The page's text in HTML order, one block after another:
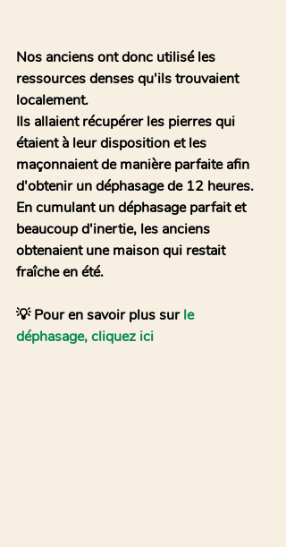
Nos anciens ont donc utilisé les
ressources denses qu'ils trouvaient
localement.
Ils allaient récupérer les pierres qui
étaient à leur disposition et les
maçonnaient de manière parfaite afin
d'obtenir un déphasage de 12 heures.
En cumulant un déphasage parfait et
beaucoup d'inertie, les anciens
obtenaient une maison qui restait
fraîche en été.
💡 Pour en savoir plus sur le
déphasage, cliquez ici